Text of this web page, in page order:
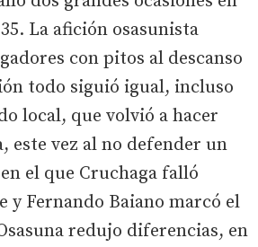
La afición osasunista
con pitos al descanso
todo siguió igual, incluso
local, que volvió a hacer
este vez al no defender un
el que Cruchaga falló
y Fernando Baiano marcó el
redujo diferencias, en